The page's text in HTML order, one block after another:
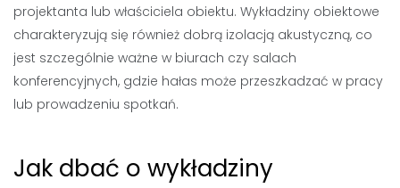
projektanta lub właściciela obiektu. Wykładziny obiektowe
charakteryzują się również dobrą izolacją akustyczną, co
jest szczególnie ważne w biurach czy salach
konferencyjnych, gdzie hałas może przeszkadzać w pracy
lub prowadzeniu spotkań.
Jak dbać o wykładziny